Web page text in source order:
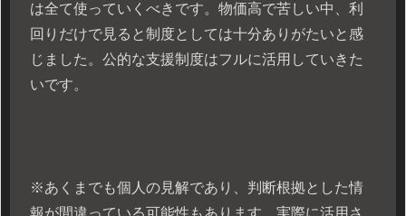
は全て使っていくべきです。物価高で苦しい中、利
回りだけで見ると制度としては十分ありがたいと感
じました。公的な支援制度はフルに活用していきた
いです。
※あくまでも個人の見解であり、判断根拠とした情
報が間違っている可能性もあります。実際に活用さ